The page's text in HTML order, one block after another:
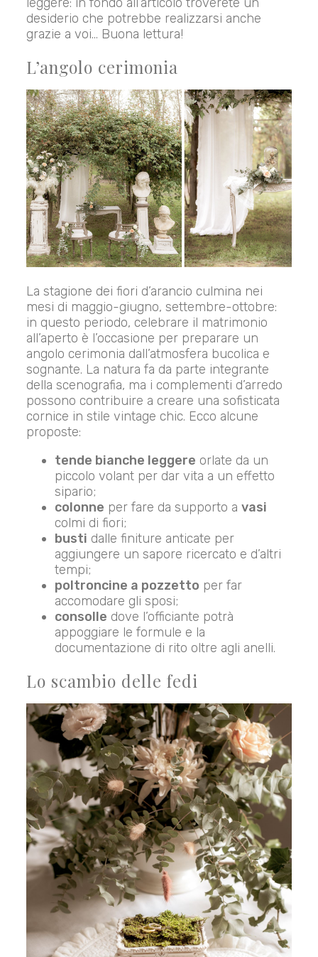
desiderio che potrebbe realizzarsi anche
grazie a voi… Buona lettura!
L’angolo cerimonia
La stagione dei fiori d’arancio culmina nei
mesi di maggio-giugno, settembre-ottobre:
in questo periodo, celebrare il matrimonio
all’aperto è l’occasione per preparare un
angolo cerimonia dall’atmosfera bucolica e
sognante. La natura fa da parte integrante
della scenografia, ma i complementi d’arredo
possono contribuire a creare una sofisticata
cornice in stile vintage chic. Ecco alcune
proposte:
tende bianche leggere orlate da un
piccolo volant per dar vita a un effetto
sipario;
colonne per fare da supporto avasi
colmi di fiori;
busti dalle finiture anticate per
aggiungere un sapore ricercato e d’altri
tempi;
poltroncine a pozzetto per far
accomodare gli sposi;
consolle dove l’officiante potrà
appoggiare le formule e la
documentazione di rito oltre agli anelli.
Lo scambio delle fedi